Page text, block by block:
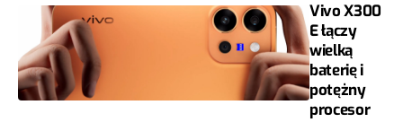
Vivo X300
E łączy
wielką
baterię i
potężny
procesor